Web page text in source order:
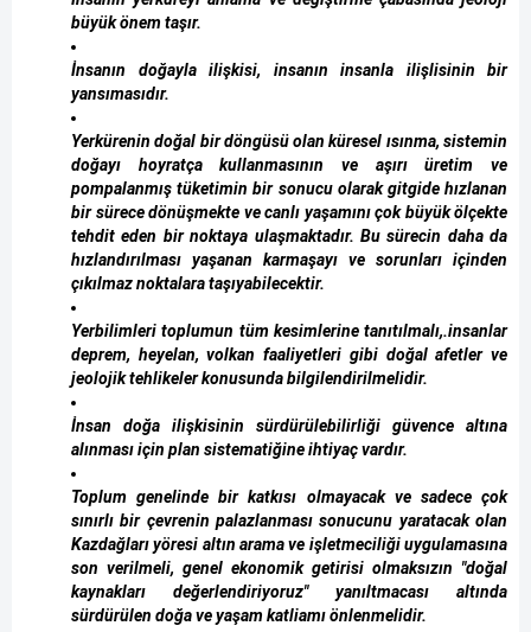
büyük önem taşır.
İnsanın doğayla ilişkisi, insanın insanla ilişlisinin bir
yansımasıdır.
Yerkürenin doğal bir döngüsü olan küresel ısınma, sistemin
doğayı hoyratça kullanmasının ve aşırı üretim ve
pompalanmış tüketimin bir sonucu olarak gitgide hızlanan
bir sürece dönüşmekte ve canlı yaşamını çok büyük ölçekte
tehdit eden bir noktaya ulaşmaktadır. Bu sürecin daha da
hızlandırılması yaşanan karmaşayı ve sorunları içinden
çıkılmaz noktalara taşıyabilecektir.
Yerbilimleri toplumun tüm kesimlerine tanıtılmalı,.insanlar
deprem, heyelan, volkan faaliyetleri gibi doğal afetler ve
jeolojik tehlikeler konusunda bilgilendirilmelidir.
İnsan doğa ilişkisinin sürdürülebilirliği güvence altına
alınması için plan sistematiğine ihtiyaç vardır.
Toplum genelinde bir katkısı olmayacak ve sadece çok
sınırlı bir çevrenin palazlanması sonucunu yaratacak olan
Kazdağları yöresi altın arama ve işletmeciliği uygulamasına
son verilmeli, genel ekonomik getirisi olmaksızın "doğal
kaynakları değerlendiriyoruz" yanıltmacası altında
sürdürülen doğa ve yaşam katliamı önlenmelidir.